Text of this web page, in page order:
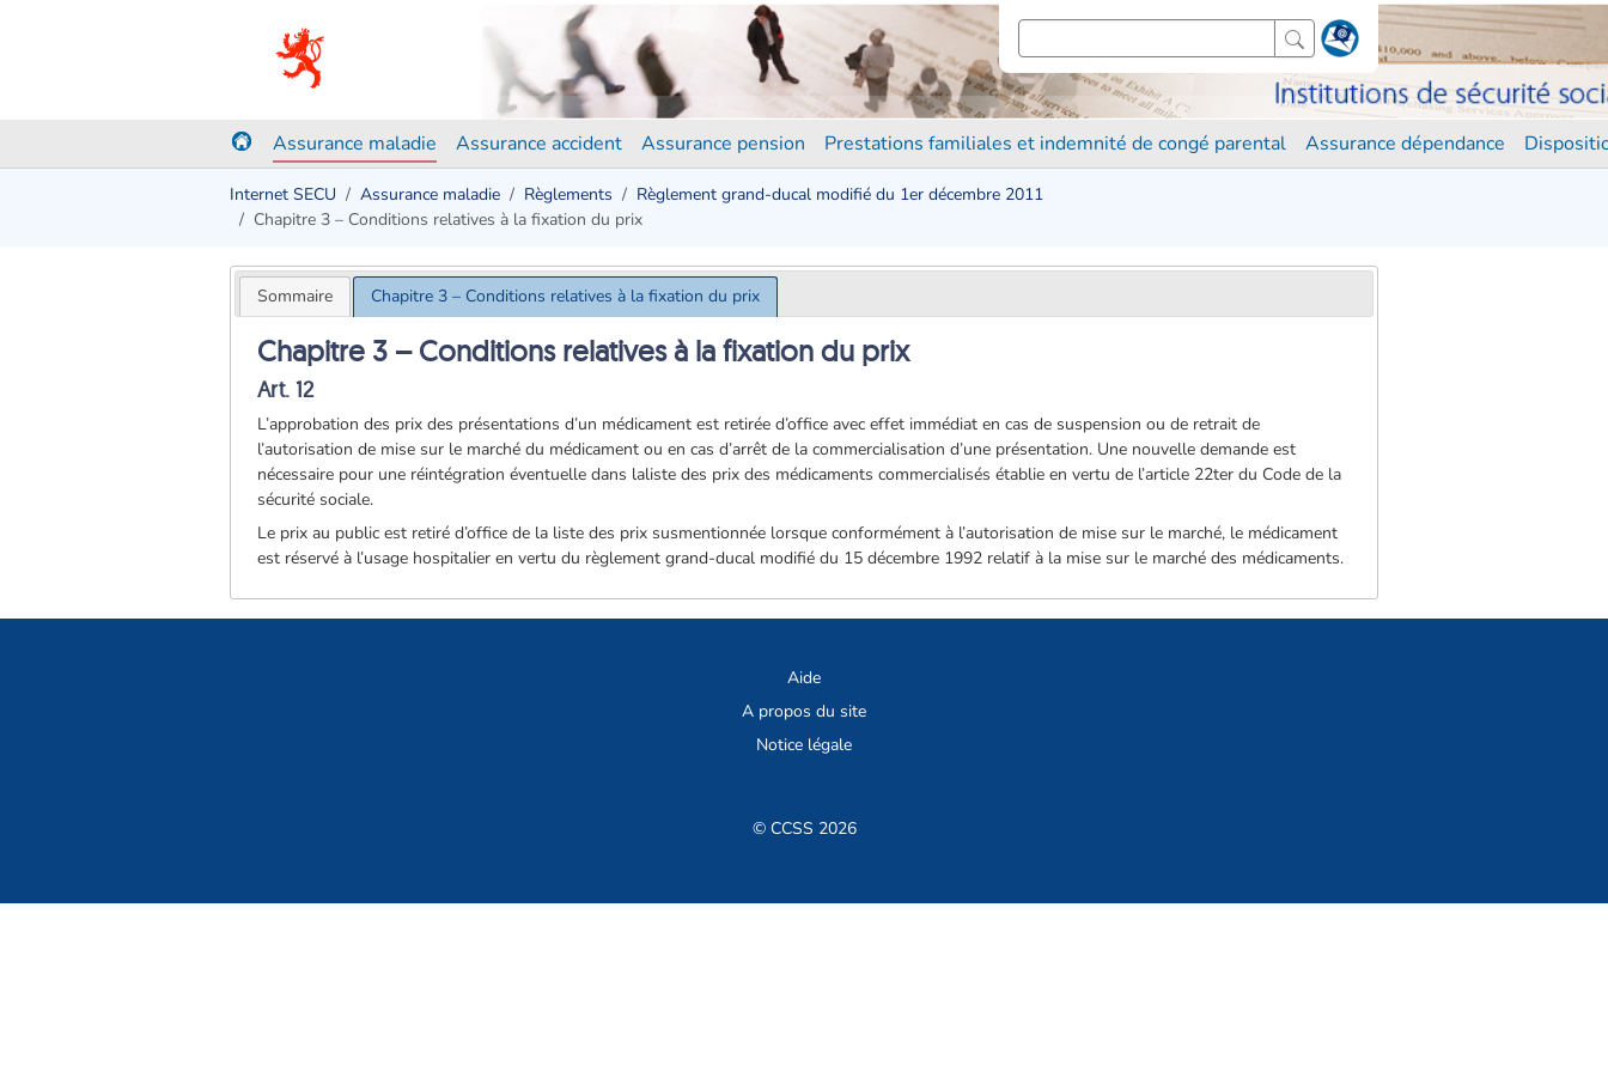
Assurance maladie Assurance accident Assurance pension Prestations familiales et indemnité de congé parental Assurance dépendance
Internet SECU Assurance maladie Règlements
Règlement grand-ducal modifié du 1er décembre 2011
Chapitre 3 – Conditions relatives à la fixation du prix
Sommaire Chapitre 3 – Conditions relatives à la fixation du prix
Chapitre 3 – Conditions relatives à la fixation du prix
Art. 12
L’approbation des prix des présentations d’un médicament est retirée d’office avec effet immédiat en cas de suspension ou de retrait de
l’autorisation de mise sur le marché du médicament ou en cas d’arrêt de la commercialisation d’une présentation. Une nouvelle demande est
nécessaire pour une réintégration éventuelle dans laliste des prix des médicaments commercialisés établie en vertu de l’article 22ter du Code de la
sécurité sociale.
Le prix au public est retiré d’office de la liste des prix susmentionnée lorsque conformément à l’autorisation de mise sur le marché, le médicament
est réservé à l’usage hospitalier en vertu du règlement grand-ducal modifié du 15 décembre 1992 relatif à la mise sur le marché des médicaments.
Aide
A propos du site
Notice légale
© CCSS 2026